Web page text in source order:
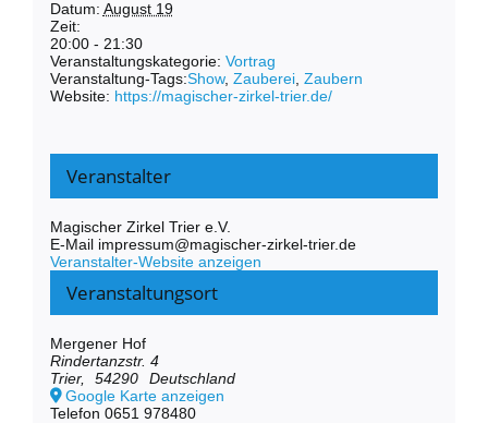
Datum: August 19
Zeit:
20:00 - 21:30
Veranstaltungskategorie: Vortrag
Veranstaltung-Tags:Show, Zauberei, Zaubern
Website: https://magischer-zirkel-trier.de/
Veranstaltungsort
Mergener Hof
Rindertanzstr. 4
Trier, 54290
Deutschland
Google Karte anzeigen
Telefon 0651 978480
Veranstalter
Magischer Zirkel Trier e.V.
E-Mail impressum@magischer-zirkel-trier.de
Veranstalter-Website anzeigen